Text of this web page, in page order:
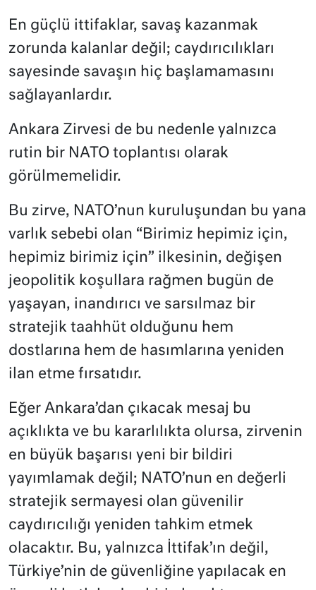
En güçlü ittifaklar, savaş kazanmak
zorunda kalanlar değil; caydırıcılıkları
sayesinde savaşın hiç başlamamasını
sağlayanlardır.
Ankara Zirvesi de bu nedenle yalnızca
rutin bir NATO toplantısı olarak
görülmemelidir.
Bu zirve, NATO’nun kuruluşundan bu yana
varlık sebebi olan “Birimiz hepimiz için,
hepimiz birimiz için” ilkesinin, değişen
jeopolitik koşullara rağmen bugün de
yaşayan, inandırıcı ve sarsılmaz bir
stratejik taahhüt olduğunu hem
dostlarına hem de hasımlarına yeniden
ilan etme fırsatıdır.
Eğer Ankara’dan çıkacak mesaj bu
açıklıkta ve bu kararlılıkta olursa, zirvenin
en büyük başarısı yeni bir bildiri
yayımlamak değil; NATO’nun en değerli
stratejik sermayesi olan güvenilir
caydırıcılığı yeniden tahkim etmek
olacaktır. Bu, yalnızca İttifak’ın değil,
Türkiye’nin de güvenliğine yapılacak en